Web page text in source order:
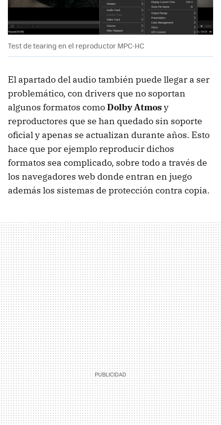
Test de tearing en el reproductor MPC-HC
El apartado del audio también puede llegar a ser
problemático, con drivers que no soportan
algunos formatos comoDolby Atmosy
reproductores que se han quedado sin soporte
oficial y apenas se actualizan durante años. Esto
hace que por ejemplo reproducir dichos
formatos sea complicado, sobre todo a través de
los navegadores web donde entran en juego
además los sistemas de protección contra copia.